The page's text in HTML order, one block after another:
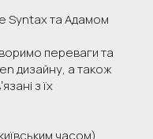
Syntax та Адамом
переваги та
дизайну, а також
з їх
часом)